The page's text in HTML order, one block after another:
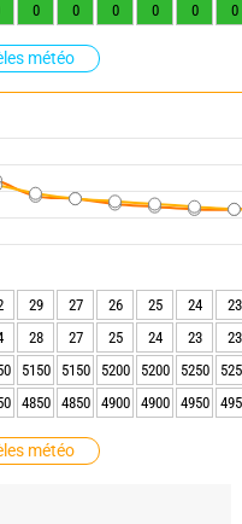
météo
météo
0 0 0 0 0 0
29 27 26 25 24
23
28 27 25 24 23
23
5150 5150 5200 5200 5250
4850 4850 4900 4900 4950